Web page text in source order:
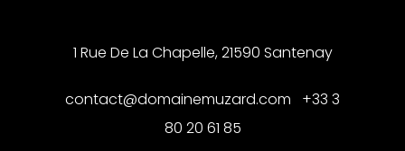
1 Rue De La Chapelle, 21590 Santenay
contact@domainemuzard.com +33 3
80 20 61 85